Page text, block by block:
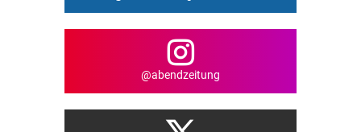
@abendzeitung